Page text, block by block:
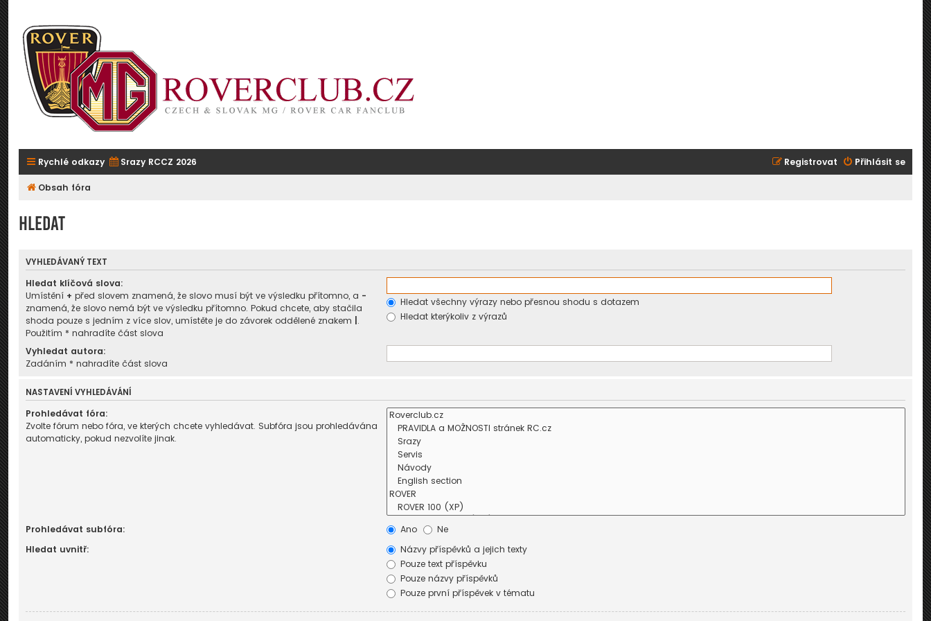
Rychlé odkazy Srazy RCCZ 2026 Přihlásit se
Registrovat
Obsah fóra
Hledat
VYHLEDÁVANÝ TEXT
Hledat klíčová slova:
Umístění + před slovem znamená, že slovo musí být ve výsledku přítomno, a -
znamená, že slovo nemá být ve výsledku přítomno. Pokud chcete, aby stačila
shoda pouze s jedním z více slov, umístěte je do závorek oddělené znakem .
Použitím * nahradíte část slova
Hledat všechny výrazy nebo přesnou shodu s dotazem
Hledat kterýkoliv z výrazů
Vyhledat autora:
Zadáním * nahradíte část slova
NASTAVENÍ VYHLEDÁVÁNÍ
Prohledávat fóra:
Zvolte fórum nebo fóra, ve kterých chcete vyhledávat. Subfóra jsou prohledávána
automaticky, pokud nezvolíte jinak.
Prohledávat subfóra: Ano
Ne
Hledat uvnitř:
Názvy příspěvků a jejich texty
Pouze text příspěvku
Pouze názvy příspěvků
Pouze první příspěvek v tématu